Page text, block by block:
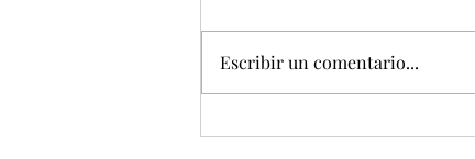
Torta Fest 2026 presentará una mega
Escribir un comentario...